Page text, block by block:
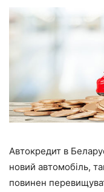
Автокредит в
новий автомобіль,
повинен